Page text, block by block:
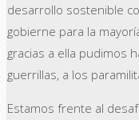
desarrollo sostenible
gobierne para la
gracias a ella pudimos
guerrillas, a los
Estamos frente al